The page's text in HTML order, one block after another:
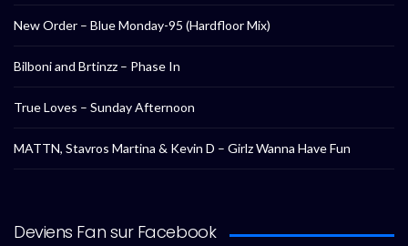
New Order – Blue Monday-95 (Hardfloor Mix)
Bilboni and Brtinzz – Phase In
True Loves – Sunday Afternoon
MATTN, Stavros Martina & Kevin D – Girlz Wanna Have Fun
Deviens Fan sur Facebook